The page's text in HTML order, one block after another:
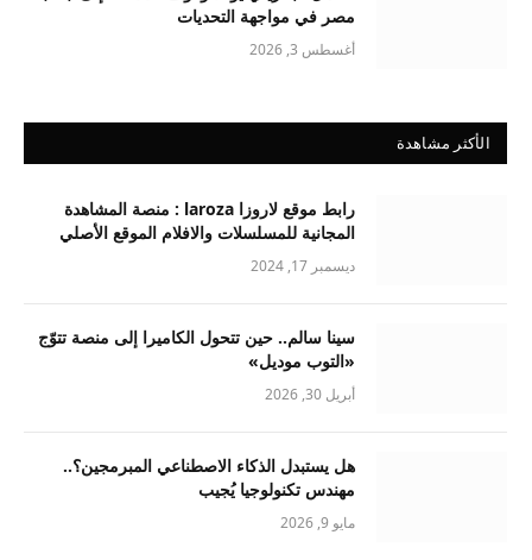
مصر في مواجهة التحديات
أغسطس 3, 2026
الأكثر مشاهدة
رابط موقع لاروزا laroza : منصة المشاهدة
المجانية للمسلسلات والافلام الموقع الأصلي
ديسمبر 17, 2024
سينا سالم.. حين تتحول الكاميرا إلى منصة تتوّج
«التوب موديل»
أبريل 30, 2026
هل يستبدل الذكاء الاصطناعي المبرمجين؟..
مهندس تكنولوجيا يُجيب
مايو 9, 2026